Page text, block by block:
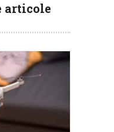
articole